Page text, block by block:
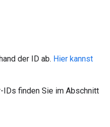
der ID ab. Hier kannst
finden Sie im Abschnitt